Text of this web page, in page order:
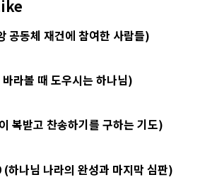
공동체 재건에 참여한 사람들)
라볼 때 도우시는 하나님)
복받고 찬송하기를 구하는 기도)
하나님 나라의 완성과 마지막 심판)